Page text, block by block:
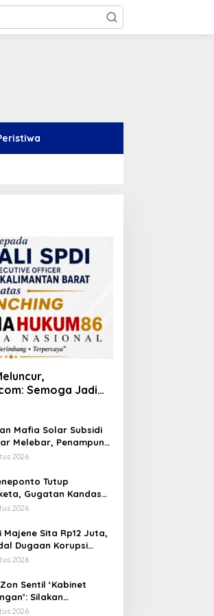
Semoga Jadi
yang
Mafia Solar Subsidi
Melebar, Penampung
Muncul
2026
Tutup
Gugatan Kandas
Sejak 2022
2026
Majene Sita Rp12 Juta,
Dugaan Korupsi
dan TPP Mulai
2026
Sentil ‘Kabinet
Silakan
Asal Jangan
2026